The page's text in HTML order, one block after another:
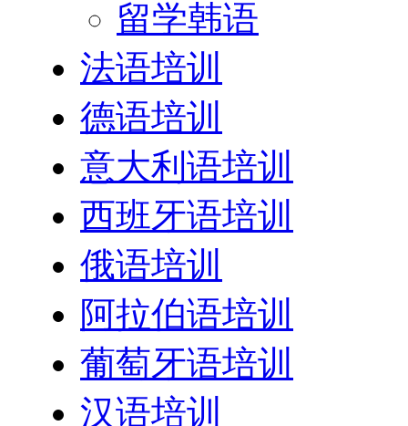
留学韩语
法语培训
德语培训
意大利语培训
西班牙语培训
俄语培训
阿拉伯语培训
葡萄牙语培训
汉语培训